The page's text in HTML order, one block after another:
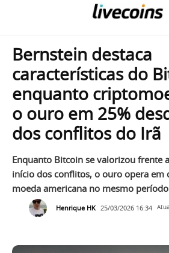
Bernstein destaca
características do
enquanto
o ouro em 25%
dos conflitos do Irã
Enquanto Bitcoin se valorizou frente
início dos conflitos, o ouro opera em
moeda americana no mesmo período
Henrique HK 25/03/2026 16:34